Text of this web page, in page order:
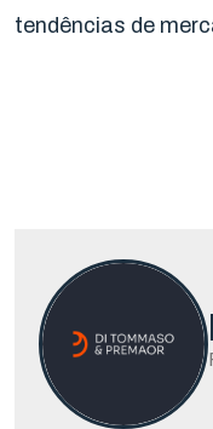
tendências de